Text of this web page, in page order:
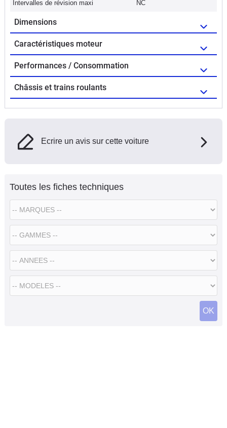
Intervalles de révision maxi NC
Dimensions
Caractéristiques moteur
Performances / Consommation
Châssis et trains roulants
Ecrire un avis sur cette voiture
Toutes les fiches techniques